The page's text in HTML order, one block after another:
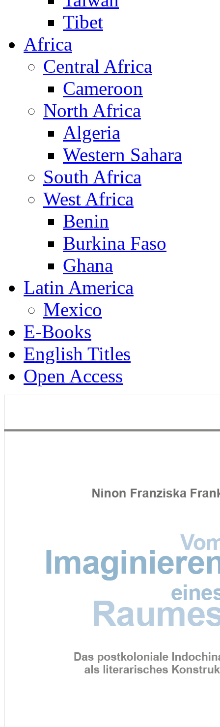
Tibet
Africa
Central Africa
Cameroon
North Africa
Algeria
Western Sahara
South Africa
West Africa
Benin
Burkina Faso
Ghana
Latin America
Mexico
E-Books
English Titles
Open Access